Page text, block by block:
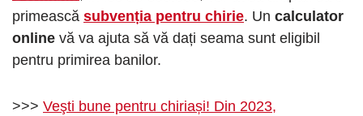
primească subvenția pentru chirie. Un calculator
online vă va ajuta să vă dați seama sunt eligibil
pentru primirea banilor.
>>> Veşti bune pentru chiriași! Din 2023,